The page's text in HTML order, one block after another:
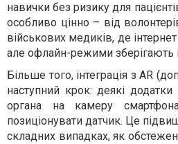
навички без ризику для
особливо цінно – від
військових медиків, де
але офлайн-режими зберігають
Більше того, інтеграція з AR
наступний крок: деякі
органа на камеру
позиціонувати датчик. Це
складних випадках, як